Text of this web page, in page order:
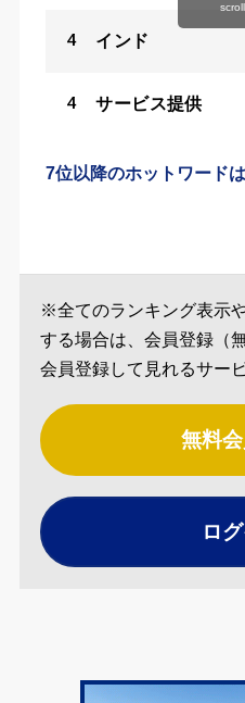
4 インド
4 サービス提供
7位以降のホットワード
※全てのランキング表示
する場合は、会員登録（
会員登録して見れるサー
無料
ロ